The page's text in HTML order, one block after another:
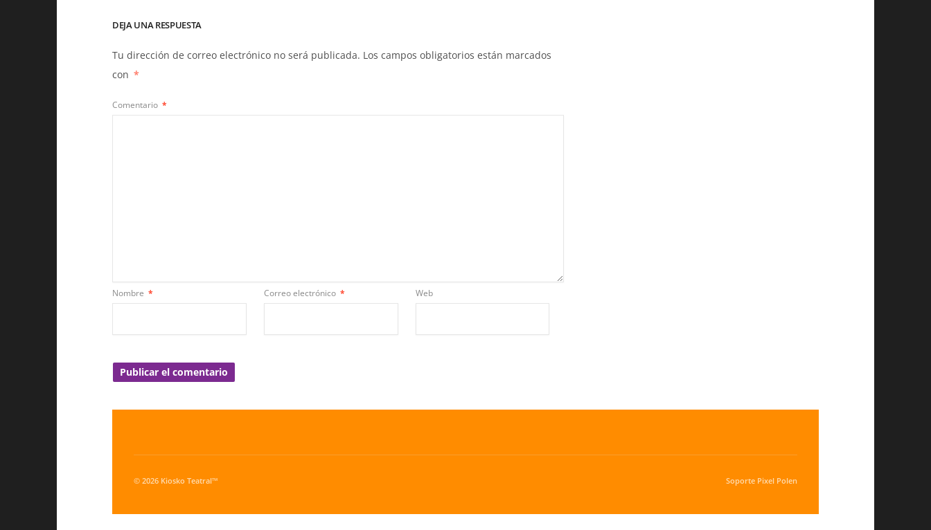
DEJA UNA RESPUESTA
Tu dirección de correo electrónico no será publicada. Los campos obligatorios están marcados
con *
Comentario *
Nombre * Correo electrónico * Web
© 2026 Kiosko Teatral™ Soporte Pixel Polen